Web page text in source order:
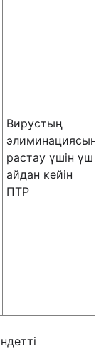
Вирустың
элиминациясын
растау үшін үш
айдан кейін
ПТР